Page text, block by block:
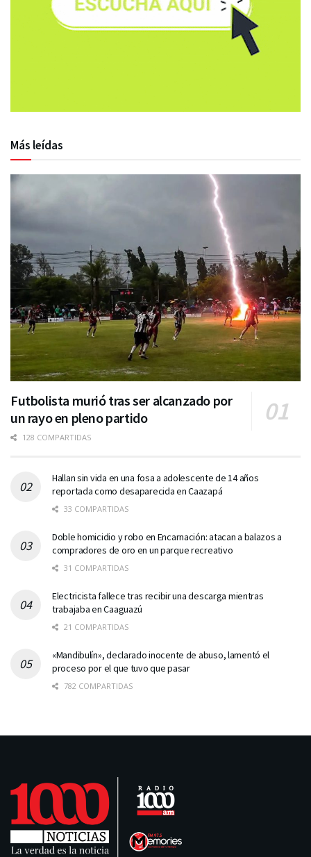
Más leídas
Futbolista murió tras ser alcanzado por
un rayo en pleno partido
128 COMPARTIDAS
Hallan sin vida en una fosa a adolescente de 14 años
reportada como desaparecida en Caazapá
33 COMPARTIDAS
Doble homicidio y robo en Encarnación: atacan a balazos a
compradores de oro en un parque recreativo
31 COMPARTIDAS
Electricista fallece tras recibir una descarga mientras
trabajaba en Caaguazú
21 COMPARTIDAS
«Mandibulín», declarado inocente de abuso, lamentó el
proceso por el que tuvo que pasar
782 COMPARTIDAS